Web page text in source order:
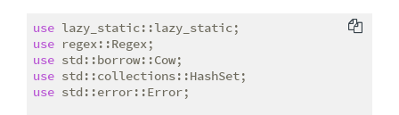
use
use
use
use
use std::error::Error;